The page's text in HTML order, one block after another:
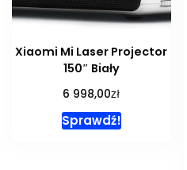
Xiaomi Mi Laser Projector
150″ Biały
6 998,00zł
Sprawdź!